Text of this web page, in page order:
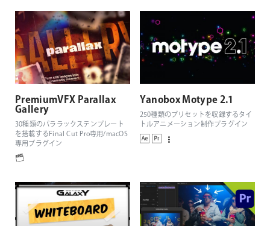
PremiumVFX Parallax
Gallery
30種類のパララックステンプレート
を搭載するFinal Cut Pro専用/macOS
専用プラグイン
Yanobox Motype 2.1
250種類のプリセットを収録するタイ
トルアニメーション制作プラグイン